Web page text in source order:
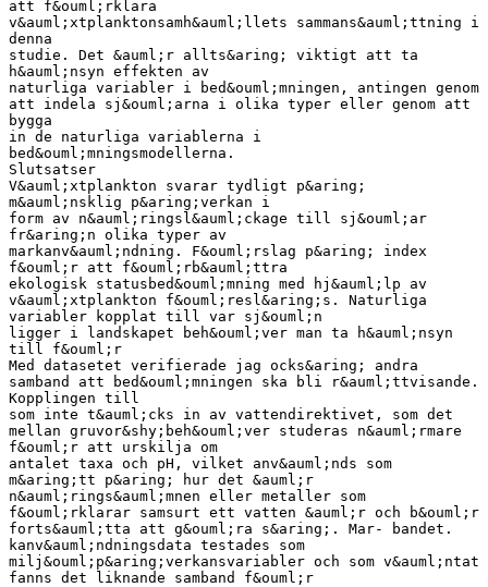
att f&ouml;rklara
v&auml;xtplanktonsamh&auml;llets sammans&auml;ttning i
denna
studie. Det &auml;r allts&aring; viktigt att ta
h&auml;nsyn effekten av
naturliga variabler i bed&ouml;mningen, antingen genom
att indela sj&ouml;arna i olika typer eller genom att
bygga
in de naturliga variablerna i
bed&ouml;mningsmodellerna.
Slutsatser
V&auml;xtplankton svarar tydligt p&aring;
m&auml;nsklig p&aring;verkan i
form av n&auml;ringsl&auml;ckage till sj&ouml;ar
fr&aring;n olika typer av
markanv&auml;ndning. F&ouml;rslag p&aring; index
f&ouml;r att f&ouml;rb&auml;ttra
ekologisk statusbed&ouml;mning med hj&auml;lp av
v&auml;xtplankton f&ouml;resl&aring;s. Naturliga
variabler kopplat till var sj&ouml;n
ligger i landskapet beh&ouml;ver man ta h&auml;nsyn
till f&ouml;r
Med datasetet verifierade jag ocks&aring; andra
samband att bed&ouml;mningen ska bli r&auml;ttvisande.
Kopplingen till
som inte t&auml;cks in av vattendirektivet, som det
mellan gruvor&shy;beh&ouml;ver studeras n&auml;rmare
f&ouml;r att urskilja om
antalet taxa och pH, vilket anv&auml;nds som
m&aring;tt p&aring; hur det &auml;r
n&auml;rings&auml;mnen eller metaller som
f&ouml;rklarar samsurt ett vatten &auml;r och b&ouml;r
forts&auml;tta att g&ouml;ra s&aring;. Mar- bandet.
kanv&auml;ndningsdata testades som
milj&ouml;p&aring;verkansvariabler och som v&auml;ntat
fanns det liknande samband f&ouml;r